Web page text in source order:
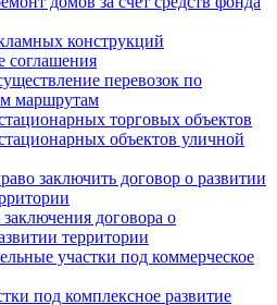
конструкций
соглашения
перевозок по
маршрутам
торговых объектов
объектов уличной
заключить договор о развитии
договора о
территории
участки под коммерческое
под комплексное развитие